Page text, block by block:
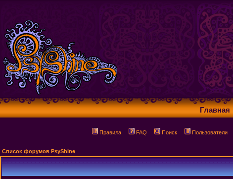
Главная
Правила FAQ Поиск Пользователи
Список форумов PsyShine